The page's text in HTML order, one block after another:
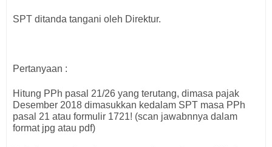
SPT ditanda tangani oleh Direktur.
Pertanyaan :
Hitung PPh pasal 21/26 yang terutang, dimasa pajak
Desember 2018 dimasukkan kedalam SPT masa PPh
pasal 21 atau formulir 1721! (scan jawabnnya dalam
format jpg atau pdf)